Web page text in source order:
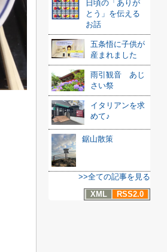
日頃の「ありが
とう」を伝える
お話
五条悟に子供が
産まれました
雨引観音 あじ
さい祭
イタリアンを求
めて♪
鋸山散策
>>全ての記事を見る
XML
RSS2.0